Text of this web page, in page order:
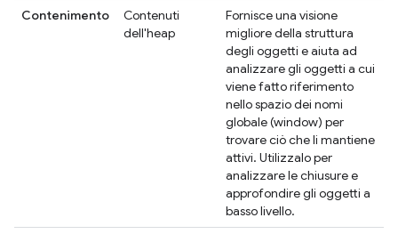
Contenimento
Contenuti
dell'heap
Fornisce una visione
migliore della struttura
degli oggetti e aiuta ad
analizzare gli oggetti a cui
viene fatto riferimento
nello spazio dei nomi
globale (window) per
trovare ciò che li mantiene
attivi. Utilizzalo per
analizzare le chiusure e
approfondire gli oggetti a
basso livello.